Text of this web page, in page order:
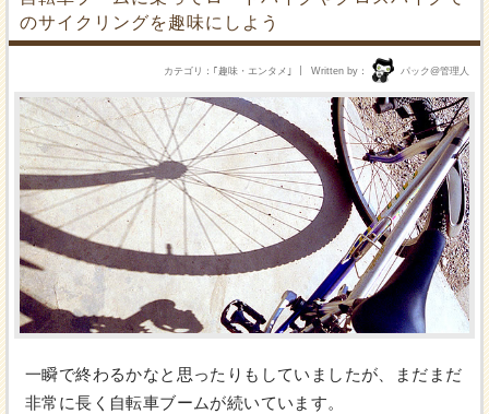
のサイクリングを趣味にしよう
Written by パック@管理人
カテゴリ ｢趣味・エンタメ ｣
一瞬で終わるかなと思ったりもしていましたが、まだまだ
非常に長く自転車ブームが続いています。